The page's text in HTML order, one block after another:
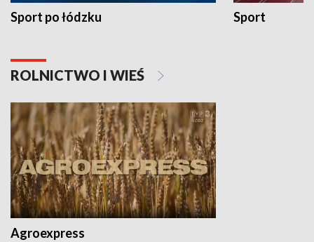
Sport po łódzku Sport
ROLNICTWO I WIEŚ
Agroexpress